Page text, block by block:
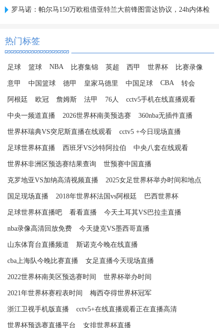
罗马诺：帕尔马150万欧租借亚特兰大前锋图雷达协议，24h内体检
热门标签
足球 篮球 NBA 比赛集锦 英超 西甲 世界杯 比赛录像
意甲 中国篮球 德甲 皇家马德里 中国足球 CBA 转会
阿根廷 欧冠 詹姆斯 法甲 76人 cctv5手机在线直播观看
中央一频道直播 2026世界杯南美预选赛 360nba无插件直播
世界杯瑞典VS突尼斯直播在线观看 cctv5 +今日现场直播
足球世界杯直播 西班牙VS沙特阿拉伯 中央八套在线观看
世界杯非洲区预选赛结果查询 世预赛中国直播
克罗地亚VS加纳高清视频直播 2025女足世界杯举办时间和地点
国足现场直播 2018年世界杯法国vs阿根廷 巴西世界杯
足球世界杯直播吧 看看直播 今天土耳其VS巴拉圭直播
nba录像高清回放免费 今天捷克VS墨西哥直播
山东体育台直播频道 斯诺克今晚在线直播
cba上海队今晚比赛直播 女足直播今天现场直播
2022世界杯南美区预选赛时间 世界杯举办时间
2021年世界杯赛程表时间 梅西夺得世界杯冠军
浙江卫视手机版直播 cctv5+在线直播观看正在直播高清
世界杯预选赛直播平台 女排世界杯直播